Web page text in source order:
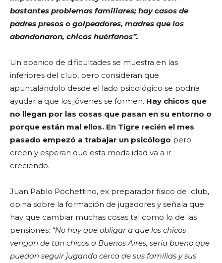
bastantes problemas familiares; hay casos de
padres presos o golpeadores, madres que los
abandonaron, chicos huérfanos”.
Un abanico de dificultades se muestra en las
inferiores del club, pero consideran que
apuntalándolo desde el lado psicológico se podría
ayudar a que los jóvenes se formen. Hay chicos que
no llegan por las cosas que pasan en su entorno o
porque están mal ellos. En Tigre recién el mes
pasado empezó a trabajar un psicólogo pero
creen y esperan que esta modalidad va a ir
creciendo.
Juan Pablo Pochettino, ex preparador físico del club,
opina sobre la formación de jugadores y señala que
hay que cambiar muchas cosas tal como lo de las
pensiones: “No hay que obligar a que los chicos
vengan de tan chicos a Buenos Aires, sería bueno que
puedan seguir jugando cerca de sus familias y sus